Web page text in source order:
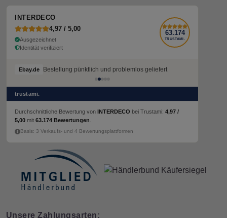
INTERDECO
4,97 / 5,00
Ausgezeichnet
Identität verifiziert
63.174
TRUSTAMI.
Ebay.de Bestellung pünktlich und problemlos geliefert
trustami.
Durchschnittliche Bewertung von INTERDECO bei Trustami: 4,97 /
5,00 mit 63.174 Bewertungen
Basis: 3 Verkaufs- und 4 Bewertungsplattformen
Unsere Zahlungsarten: